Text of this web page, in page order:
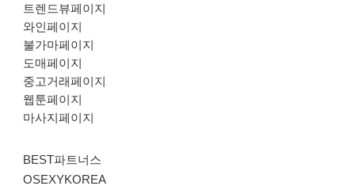
트렌드뷰페이지
와인페이지
불가마페이지
도매페이지
중고거래페이지
웹툰페이지
마사지페이지
BEST파트너스
OSEXYKOREA